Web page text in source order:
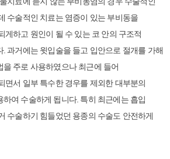
수술적인 치료는 염증이 있는 부비동을
게하고 원인이 될 수 있는 코 안의 구조적
과거에는 윗입술을 들고 입안으로 절개를 가해
주로 사용하였으나 최근에 들어
면서 일부 특수한 경우를 제외한 대부분의
여 수술하게 됩니다. 특히 최근에는 흡입
수술하기 힘들었던 용종의 수술도 안전하게